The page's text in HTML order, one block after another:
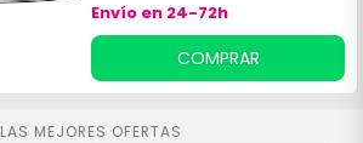
estrías, marcas, granos
producidos por el acné y
manchas en la piel
ocasionadas por el sol u otros
Envío en 24-72h
COMPRAR
LAS MEJORES OFERTAS